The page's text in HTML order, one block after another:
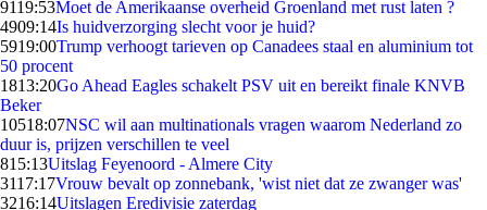
9119:53Moet de Amerikaanse overheid Groenland met rust laten ?
4909:14Is huidverzorging slecht voor je huid?
5919:00Trump verhoogt tarieven op Canadees staal en aluminium tot
50 procent
1813:20Go Ahead Eagles schakelt PSV uit en bereikt finale KNVB
Beker
10518:07NSC wil aan multinationals vragen waarom Nederland zo
duur is, prijzen verschillen te veel
815:13Uitslag Feyenoord - Almere City
3117:17Vrouw bevalt op zonnebank, 'wist niet dat ze zwanger was'
3216:14Uitslagen Eredivisie zaterdag